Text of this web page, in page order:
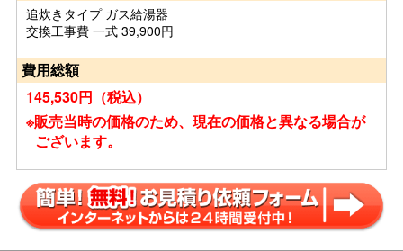
追炊きタイプ ガス給湯器
交換工事費 一式 39,900円
費用総額
145,530円（税込）
※販売当時の価格のため、現在の価格と異なる場合が
ございます。